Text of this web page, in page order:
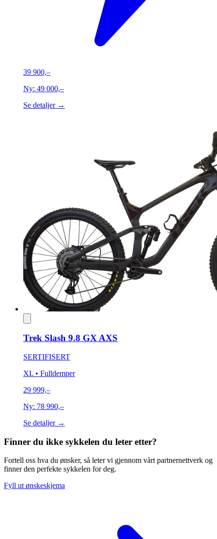
39 900,–
Ny: 49 000,–
Se detaljer →
Trek Slash 9.8 GX AXS
SERTIFISERT
XL • Fulldemper
29 999,–
Ny: 78 990,–
Se detaljer →
Finner du ikke sykkelen du leter etter?
Fortell oss hva du ønsker, så leter vi gjennom vårt partnernettverk og
finner den perfekte sykkelen for deg.
Fyll ut ønskeskjema